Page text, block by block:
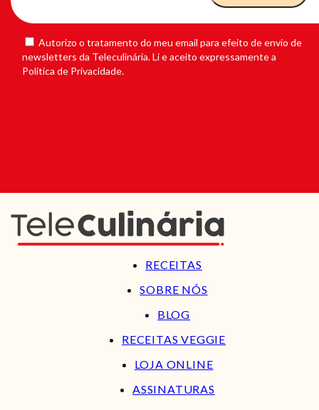
Autorizo o tratamento do meu email para efeito de envio de
newsletters da Teleculinária. Li e aceito expressamente a
Política de Privacidade.
RECEITAS
SOBRE NÓS
BLOG
RECEITAS VEGGIE
LOJA ONLINE
ASSINATURAS